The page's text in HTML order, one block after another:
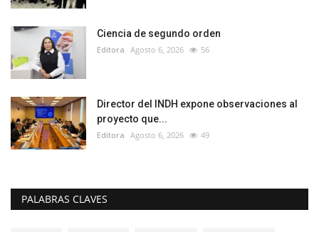
Ciencia de segundo orden
Editora Agosto 6, 2026 56
Director del INDH expone observaciones al
proyecto que...
Editora Agosto 6, 2026 49
PALABRAS CLAVES